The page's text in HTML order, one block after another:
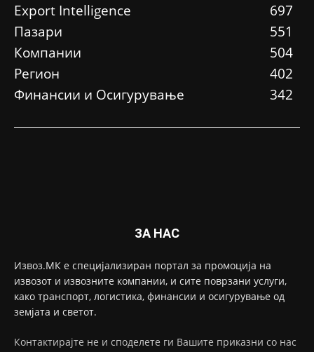
Еxport Intelligence
697
Пазари
551
Компании
504
Регион
402
Финансии и Осигурување
342
ЗА НАС
Извоз.МК е специјализиран портал за промоција на
извозот и извозните компании, и сите поврзани услуги,
како транспорт, логистика, финансии и осигурување од
земјата и светот.
Контактирајте не и споделете ги Вашите приказни со нас